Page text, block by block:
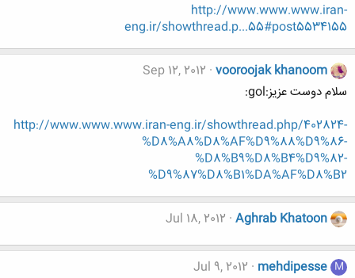
http://www.www.www.iran-
eng.ir/showthread.p...55#post5534155
vooroojak khanoom
Sep 12, 2012
سلام دوست عزیز:gol:
http://www.www.www.iran-eng.ir/showthread.php/402824-
%D8%A8%D8%AF%D9%88%D9%86-
%D8%B9%D8%B4%D9%82-
%D9%87%D8%B1%DA%AF%D8%B2
Aghrab Khatoon
Jul 18, 2012
M
mehdipesse
Jul 9, 2012